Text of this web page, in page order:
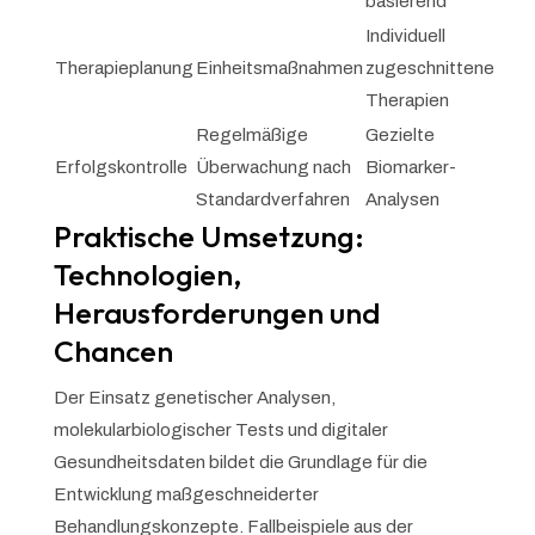
Therapieplanung Einheitsmaßnahmen
Individuell
zugeschnittene
Therapien
Erfolgskontrolle
Regelmäßige
Überwachung nach
Standardverfahren
Gezielte
Biomarker-
Analysen
Praktische Umsetzung:
Technologien,
Herausforderungen und
Chancen
Der Einsatz genetischer Analysen,
molekularbiologischer Tests und digitaler
Gesundheitsdaten bildet die Grundlage für die
Entwicklung maßgeschneiderter
Behandlungskonzepte. Fallbeispiele aus der